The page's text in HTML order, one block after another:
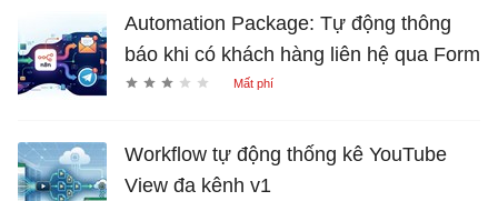
Automation Package: Tự động thông
báo khi có khách hàng liên hệ qua Form
Workflow tự động thống kê YouTube
View đa kênh v1